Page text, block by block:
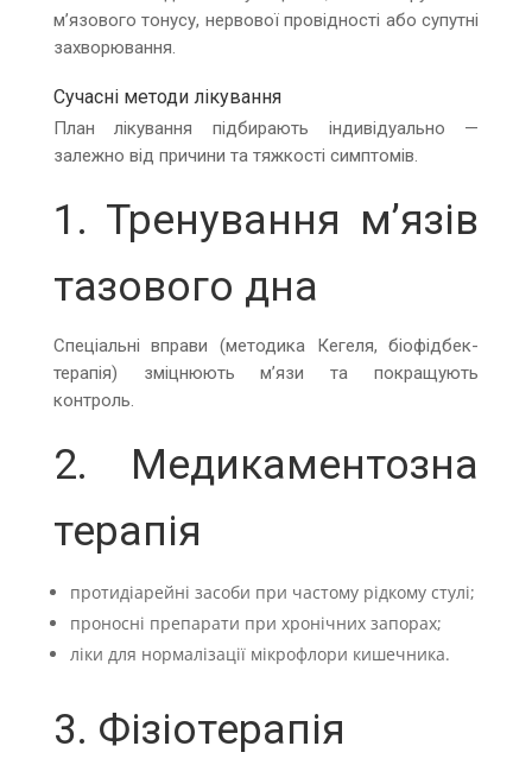
м’язового тонусу, нервової провідності або супутні
захворювання.
Сучасні методи лікування
План лікування підбирають індивідуально —
залежно від причини та тяжкості симптомів.
1. Тренування м’язів
тазового дна
Спеціальні вправи (методика Кегеля, біофідбек-
терапія) зміцнюють м’язи та покращують
контроль.
2. Медикаментозна
терапія
протидіарейні засоби при частому рідкому стулі;
проносні препарати при хронічних запорах;
ліки для нормалізації мікрофлори кишечника.
3. Фізіотерапія